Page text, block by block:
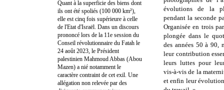
évolutions de la
pendant la seconde
Organisée en trois
plongée dans le
des années 50 à 90,
leur contribution
leurs luttes pour
vis-à-vis de la
et enfin leur
Quant à la superficie des biens dont
ils ont été spoliés (100 000 km²),
elle est cinq fois supérieure à celle
de l'Etat d'Israël. Dans un discours
prononcé lors de la 11e session du
Conseil révolutionnaire du Fatah le
24 août 2023, le Président
palestinien Mahmoud Abbas (Abou
Mazen) a nié notamment le
caractère contraint de cet exil. Une
allégation non relevée par des